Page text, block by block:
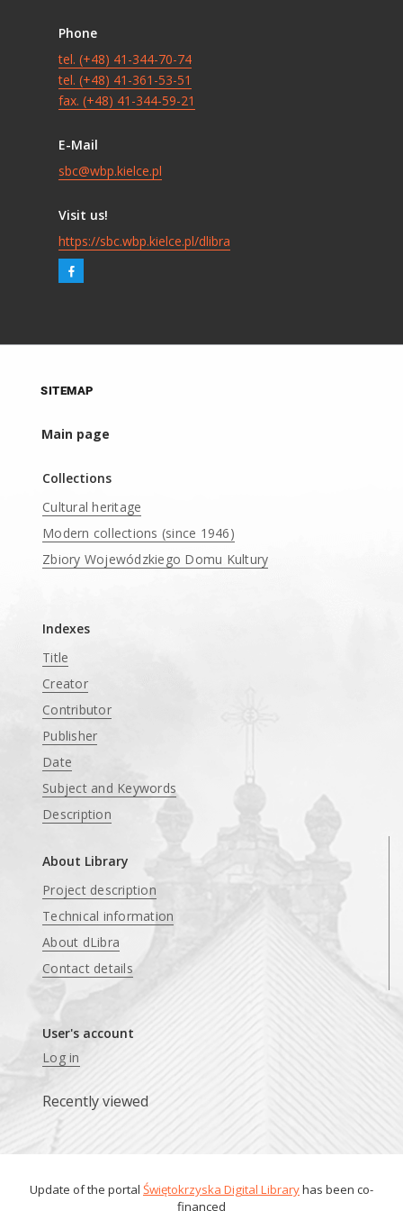
Phone
tel. (+48) 41-344-70-74
tel. (+48) 41-361-53-51
fax. (+48) 41-344-59-21
E-Mail
sbc@wbp.kielce.pl
Visit us!
https://sbc.wbp.kielce.pl/dlibra
SITEMAP
Main page
Collections
Cultural heritage
Modern collections (since 1946)
Zbiory Wojewódzkiego Domu Kultury
Indexes
Title
Creator
Contributor
Publisher
Date
Subject and Keywords
Description
About Library
Project description
Technical information
About dLibra
Contact details
User's account
Log in
Recently viewed
Update of the portal Świętokrzyska Digital Libraryhas been co-
financed